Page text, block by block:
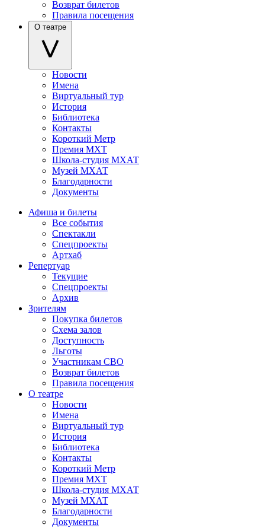
Возврат билетов
Правила посещения
О театре
Новости
Имена
Виртуальный тур
История
Библиотека
Контакты
Короткий Метр
Премия МХТ
Школа-студия МХАТ
Музей МХАТ
Благодарности
Документы
Афиша и билеты
Все события
Спектакли
Спецпроекты
Артхаб
Репертуар
Текущие
Спецпроекты
Архив
Зрителям
Покупка билетов
Схема залов
Доступность
Льготы
Участникам СВО
Возврат билетов
Правила посещения
О театре
Новости
Имена
Виртуальный тур
История
Библиотека
Контакты
Короткий Метр
Премия МХТ
Школа-студия МХАТ
Музей МХАТ
Благодарности
Документы